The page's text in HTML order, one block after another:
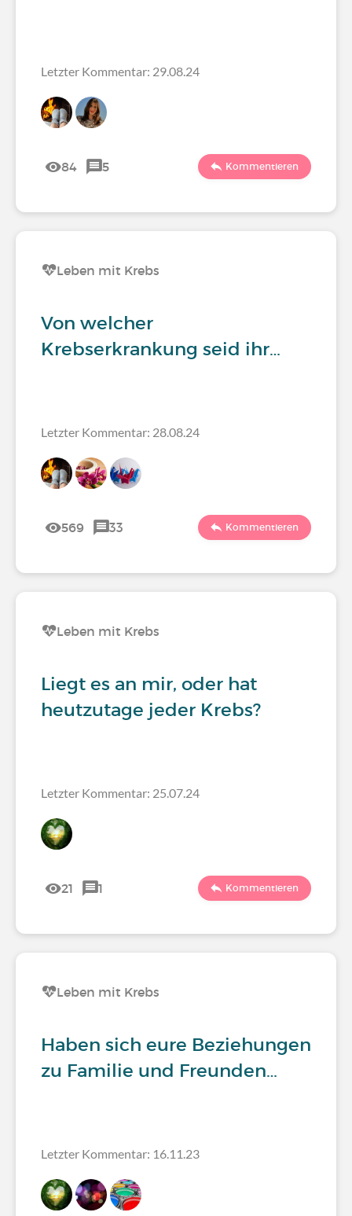
Letzter Kommentar: 29.08.24
84 5 Kommentieren
Leben mit Krebs
Von welcher
Krebserkrankung seid ihr…
Letzter Kommentar: 28.08.24
569 33 Kommentieren
Leben mit Krebs
Liegt es an mir, oder hat
heutzutage jeder Krebs?
Letzter Kommentar: 25.07.24
21 1 Kommentieren
Leben mit Krebs
Haben sich eure Beziehungen
zu Familie und Freunden…
Letzter Kommentar: 16.11.23